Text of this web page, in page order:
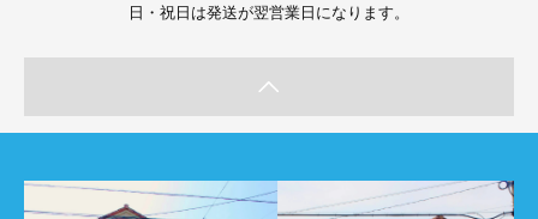
日・祝日は発送が翌営業日になります。